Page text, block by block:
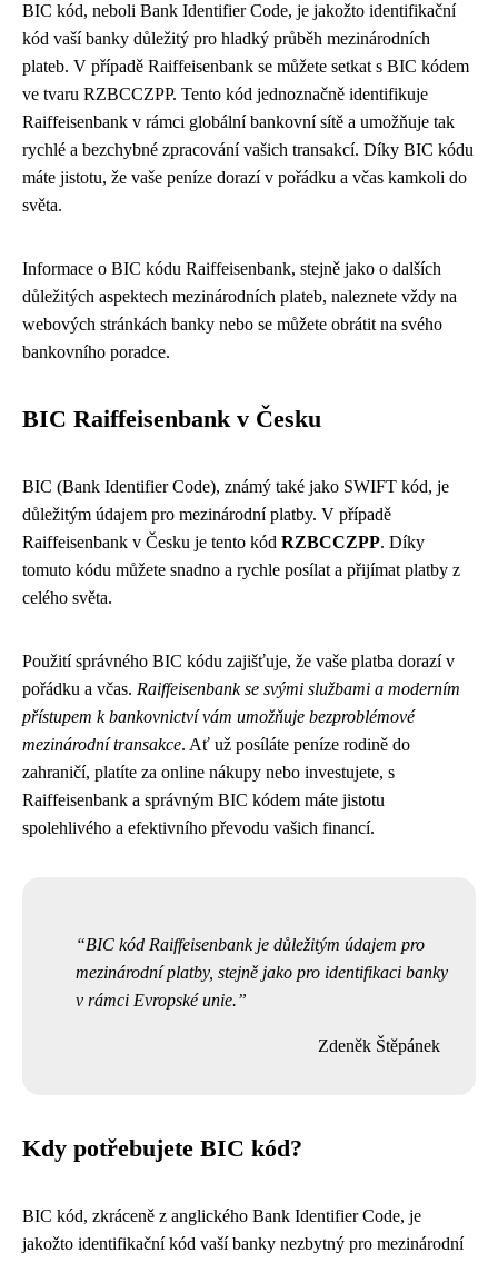
BIC kód, neboli Bank Identifier Code, je jakožto identifikační
kód vaší banky důležitý pro hladký průběh mezinárodních
plateb. V případě Raiffeisenbank se můžete setkat s BIC kódem
ve tvaru RZBCCZPP. Tento kód jednoznačně identifikuje
Raiffeisenbank v rámci globální bankovní sítě a umožňuje tak
rychlé a bezchybné zpracování vašich transakcí. Díky BIC kódu
máte jistotu, že vaše peníze dorazí v pořádku a včas kamkoli do
světa.
Informace o BIC kódu Raiffeisenbank, stejně jako o dalších
důležitých aspektech mezinárodních plateb, naleznete vždy na
webových stránkách banky nebo se můžete obrátit na svého
bankovního poradce.
BIC Raiffeisenbank v Česku
BIC (Bank Identifier Code), známý také jako SWIFT kód, je
důležitým údajem pro mezinárodní platby. V případě
Raiffeisenbank v Česku je tento kód RZBCCZPP. Díky
tomuto kódu můžete snadno a rychle posílat a přijímat platby z
celého světa.
Použití správného BIC kódu zajišťuje, že vaše platba dorazí v
pořádku a včas. Raiffeisenbank se svými službami a moderním
přístupem k bankovnictví vám umožňuje bezproblémové
mezinárodní transakce. Ať už posíláte peníze rodině do
zahraničí, platíte za online nákupy nebo investujete, s
Raiffeisenbank a správným BIC kódem máte jistotu
spolehlivého a efektivního převodu vašich financí.
BIC kód Raiffeisenbank je důležitým údajem pro
mezinárodní platby, stejně jako pro identifikaci banky
v rámci Evropské unie.
Zdeněk Štěpánek
Kdy potřebujete BIC kód?
BIC kód, zkráceně z anglického Bank Identifier Code, je
jakožto identifikační kód vaší banky nezbytný pro mezinárodní